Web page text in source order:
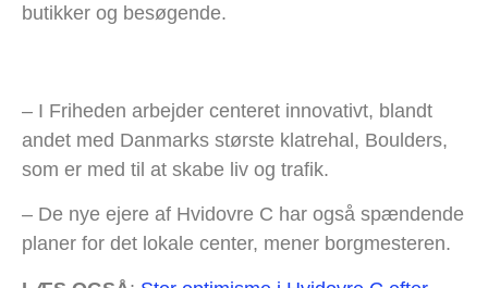
butikker og besøgende.
– I Friheden arbejder centeret innovativt, blandt
andet med Danmarks største klatrehal, Boulders,
som er med til at skabe liv og trafik.
– De nye ejere af Hvidovre C har også spændende
planer for det lokale center, mener borgmesteren.